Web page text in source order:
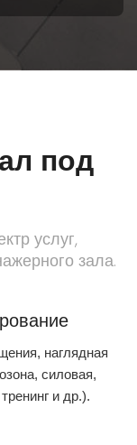
под
услуг,
зала.
наглядная
силовая,
и др.).